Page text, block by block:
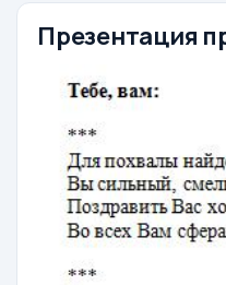
Презентация